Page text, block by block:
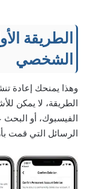
الطريقة
الشخصي
وهذا يمنحك إعادة
الطريقة، لا يمكن
الفيسبوك، أو
الرسائل التي قمت